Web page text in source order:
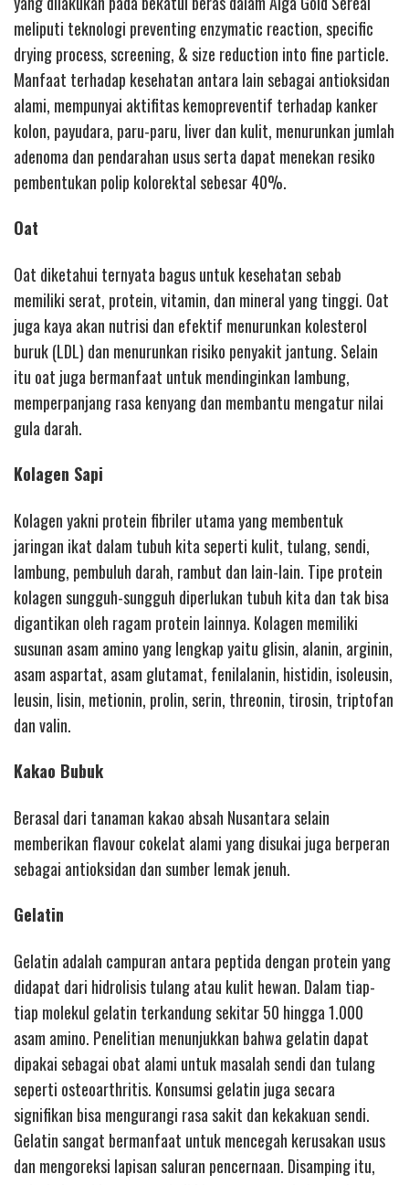
meliputi teknologi preventing enzymatic reaction, specific
drying process, screening, & size reduction into fine particle.
Manfaat terhadap kesehatan antara lain sebagai antioksidan
alami, mempunyai aktifitas kemopreventif terhadap kanker
kolon, payudara, paru-paru, liver dan kulit, menurunkan jumlah
adenoma dan pendarahan usus serta dapat menekan resiko
pembentukan polip kolorektal sebesar 40%.
Oat
Oat diketahui ternyata bagus untuk kesehatan sebab
memiliki serat, protein, vitamin, dan mineral yang tinggi. Oat
juga kaya akan nutrisi dan efektif menurunkan kolesterol
buruk (LDL) dan menurunkan risiko penyakit jantung. Selain
itu oat juga bermanfaat untuk mendinginkan lambung,
memperpanjang rasa kenyang dan membantu mengatur nilai
gula darah.
Kolagen Sapi
Kolagen yakni protein fibriler utama yang membentuk
jaringan ikat dalam tubuh kita seperti kulit, tulang, sendi,
lambung, pembuluh darah, rambut dan lain-lain. Tipe protein
kolagen sungguh-sungguh diperlukan tubuh kita dan tak bisa
digantikan oleh ragam protein lainnya. Kolagen memiliki
susunan asam amino yang lengkap yaitu glisin, alanin, arginin,
asam aspartat, asam glutamat, fenilalanin, histidin, isoleusin,
leusin, lisin, metionin, prolin, serin, threonin, tirosin, triptofan
dan valin.
Kakao Bubuk
Berasal dari tanaman kakao absah Nusantara selain
memberikan flavour cokelat alami yang disukai juga berperan
sebagai antioksidan dan sumber lemak jenuh.
Gelatin
Gelatin adalah campuran antara peptida dengan protein yang
didapat dari hidrolisis tulang atau kulit hewan. Dalam tiap-
tiap molekul gelatin terkandung sekitar 50 hingga 1.000
asam amino. Penelitian menunjukkan bahwa gelatin dapat
dipakai sebagai obat alami untuk masalah sendi dan tulang
seperti osteoarthritis. Konsumsi gelatin juga secara
signifikan bisa mengurangi rasa sakit dan kekakuan sendi.
Gelatin sangat bermanfaat untuk mencegah kerusakan usus
dan mengoreksi lapisan saluran pencernaan. Disamping itu,